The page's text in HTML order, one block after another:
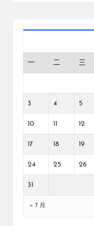
一 二 三
3 4 5
10 12
17 18 19
24 25 26
31
« 7 月